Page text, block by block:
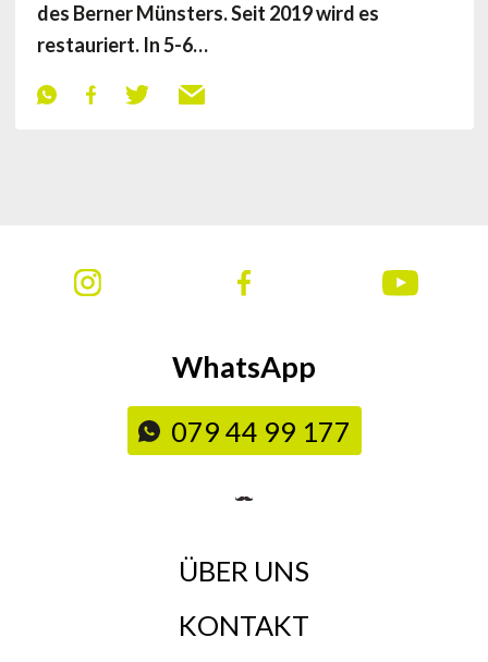
des Berner Münsters. Seit 2019 wird es
restauriert. In 5-6…
WhatsApp
079 44 99 177
ÜBER UNS
KONTAKT